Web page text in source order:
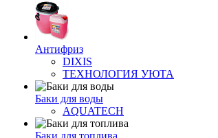
Антифриз
DIXIS
ТЕХНОЛОГИЯ УЮТА
Баки для воды
AQUATECH
Баки для топлива